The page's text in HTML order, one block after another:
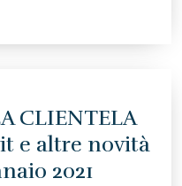
CLIENTELA
e altre novità
2021